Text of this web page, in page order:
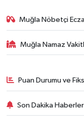
Muğla Nöbetçi
Muğla Namaz
Puan Durumu ve
Son Dakika